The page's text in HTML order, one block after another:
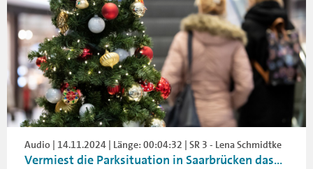
Audio | 14.11.2024 | Länge: 00:04:32 | SR 3 - Lena Schmidtke
Vermiest die Parksituation in Saarbrücken das...